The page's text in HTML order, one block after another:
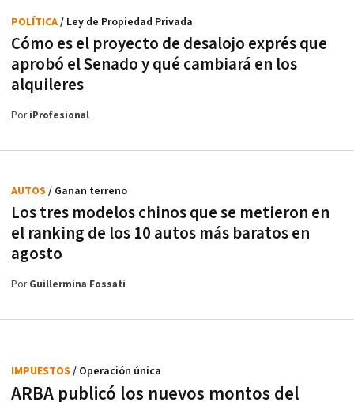
Cómo es el proyecto de desalojo exprés que
aprobó el Senado y qué cambiará en los
alquileres
POLÍTICA/ Ley de Propiedad Privada
PoriProfesional
Los tres modelos chinos que se metieron en
el ranking de los 10 autos más baratos en
agosto
AUTOS / Ganan terreno
PorGuillermina Fossati
ARBA publicó los nuevos montos del
IMPUESTOS / Operación única